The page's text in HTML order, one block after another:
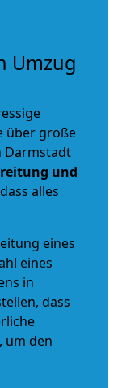
Umzug
über große
Darmstadt
und
alles
eines
eines
in
dass
um den